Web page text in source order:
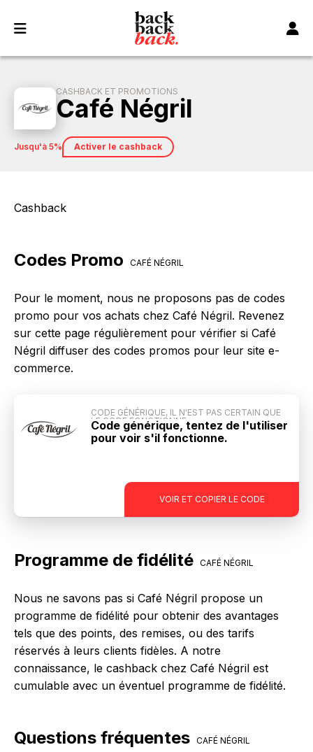
CASHBACK ET PROMOTIONS
Café Négril
jusqu'à 5% Activer le cashback
Cashback
Codes Promo CAFÉ NÉGRIL
Pour le moment, nous ne proposons pas de codes
promo pour vos achats chez Café Négril. Revenez
sur cette page régulièrement pour vérifier si Café
Négril diffuser des codes promos pour leur site e-
commerce.
VOIR ET COPIER LE CODE
CODE GÉNÉRIQUE, IL N'EST PAS CERTAIN QUE
LE CODE FONCTIONNE
Code générique, tentez de l'utiliser
pour voir s'il fonctionne.
Programme de fidélité CAFÉ NÉGRIL
Nous ne savons pas si Café Négril propose un
programme de fidélité pour obtenir des avantages
tels que des points, des remises, ou des tarifs
réservés à leurs clients fidèles. A notre
connaissance, le cashback chez Café Négril est
cumulable avec un éventuel programme de fidélité.
Questions fréquentes CAFÉ NÉGRIL